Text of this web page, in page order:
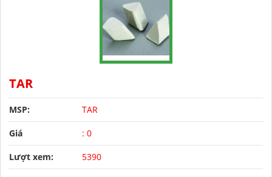
TAR
MSP: TAR
Giá : 0
Lượt xem: 5390